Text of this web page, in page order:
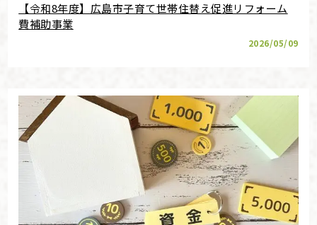
【令和8年度】広島市子育て世帯住替え促進リフォーム
費補助事業
2026/05/09